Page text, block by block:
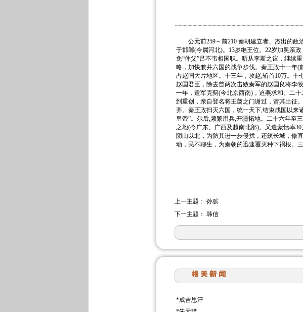
公元前259～前210 秦朝建立者、杰出的政
于邯郸(今属河北)。
13岁继王位。22岁加冕亲
免“仲父”吕不韦相国职。听从李斯之议，继续
略，加快兼并六国的战争步伐。秦王政十一年(
占赵国大片地区。十三年，攻赵,斩首10万。
赵国君臣，除去曾两次击败秦军的赵国良将李
一年，遣军克蓟(今北京西南)，迫燕求和。二
到重创，亲自登名将王翦之门谢过，请其出征
齐。秦王政扫灭六国，统一天下,结束战国以来
皇帝”。尔后,频繁用兵,开疆拓地。二十六年至
之地(今广东、广西及越南北部)。又遣蒙恬率
阴山以北，为防其进一步侵扰，还筑长城，修
动，民不聊生，为秦朝的迅速覆灭种下祸根。
上一主题： 孙膑
下一主题： 韩信
*成吉思汗